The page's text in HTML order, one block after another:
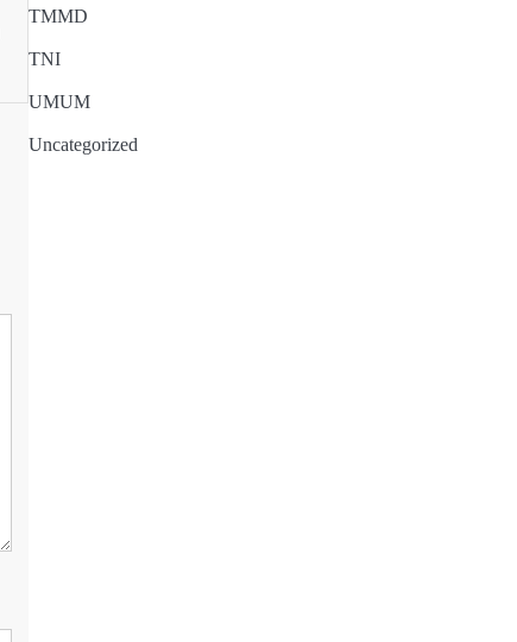
TMMD
TNI
UMUM
Uncategorized